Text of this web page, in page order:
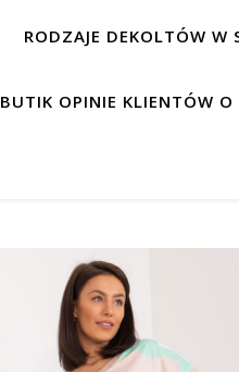
RODZAJE DEKOLTÓW W
BUTIK OPINIE KLIENTÓW O